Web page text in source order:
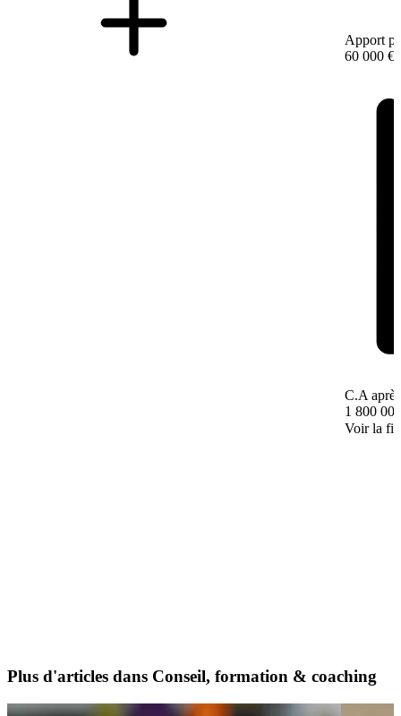
Apport
60 000 €
C.A
1 800
Voir la
Plus d'articles dans Conseil, formation & coaching